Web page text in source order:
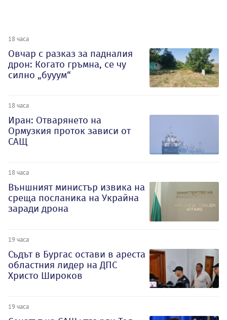
18 часа
Овчар с разказ за падналия
дрон: Когато гръмна, се чу
силно „бууум“
18 часа
Иран: Отварянето на
Ормузкия проток зависи от
САЩ
18 часа
Външният министър извика на
среща посланика на Украйна
заради дрона
19 часа
Съдът в Бургас остави в ареста
областния лидер на ДПС
Христо Широков
19 часа